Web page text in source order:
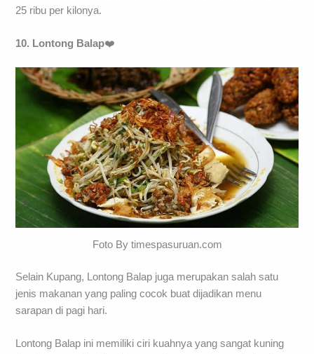
25 ribu per kilonya.
10. Lontong Balap❤️
Foto By timespasuruan.com
Selain Kupang, Lontong Balap juga merupakan salah satu
jenis makanan yang paling cocok buat dijadikan menu
sarapan di pagi hari.
Lontong Balap ini memiliki ciri kuahnya yang sangat kuning